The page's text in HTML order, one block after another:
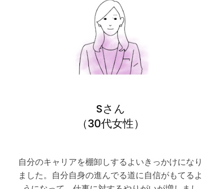
Sさん
（30代女性）
自分のキャリアを棚卸しするよいきっかけになり
ました。自分自身の進んでる道に自信がもてるよ